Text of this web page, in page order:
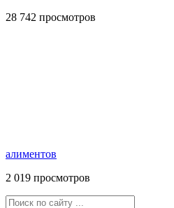
28 742 просмотров
алиментов
2 019 просмотров